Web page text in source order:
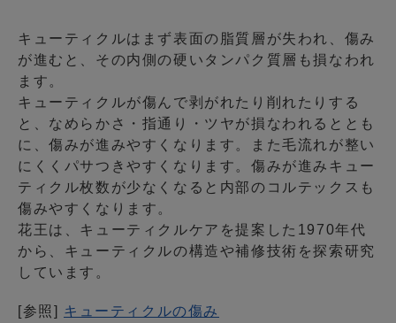
キューティクルはまず表面の脂質層が失われ、傷み
が進むと、その内側の硬いタンパク質層も損なわれ
ます。
キューティクルが傷んで剥がれたり削れたりする
と、なめらかさ・指通り・ツヤが損なわれるととも
に、傷みが進みやすくなります。また毛流れが整い
にくくパサつきやすくなります。傷みが進みキュー
ティクル枚数が少なくなると内部のコルテックスも
傷みやすくなります。
花王は、キューティクルケアを提案した1970年代
から、キューティクルの構造や補修技術を探索研究
しています。
[参照] キューティクルの傷み